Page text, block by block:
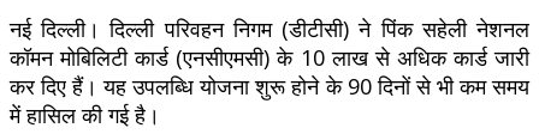
नई दिल्ली। दिल्ली परिवहन निगम (डीटीसी) ने पिंक सहेली नेशनल
कॉमन मोबिलिटी कार्ड (एनसीएमसी) के 10 लाख से अधिक कार्ड जारी
कर दिए हैं। यह उपलब्धि योजना शुरू होने के 90 दिनों से भी कम समय
में हासिल की गई है।